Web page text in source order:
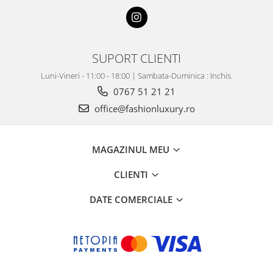
SUPORT CLIENTI
Luni-Vineri - 11:00 - 18:00 | Sambata-Duminica : Inchis.
0767 51 21 21
office@fashionluxury.ro
MAGAZINUL MEU
CLIENTI
DATE COMERCIALE